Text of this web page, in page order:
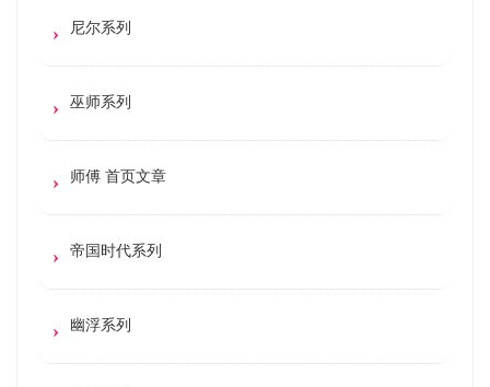
尼尔系列
巫师系列
师傅 首页文章
帝国时代系列
幽浮系列